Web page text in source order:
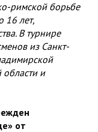
римской борьбе
лет,
В турнире
из Санкт-
области и
от